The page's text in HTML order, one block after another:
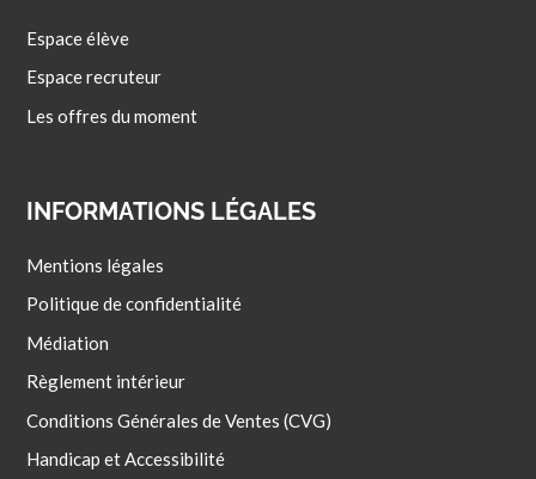
Espace élève
Espace recruteur
Les offres du moment
INFORMATIONS LÉGALES
Mentions légales
Politique de confidentialité
Médiation
Règlement intérieur
Conditions Générales de Ventes (CVG)
Handicap et Accessibilité